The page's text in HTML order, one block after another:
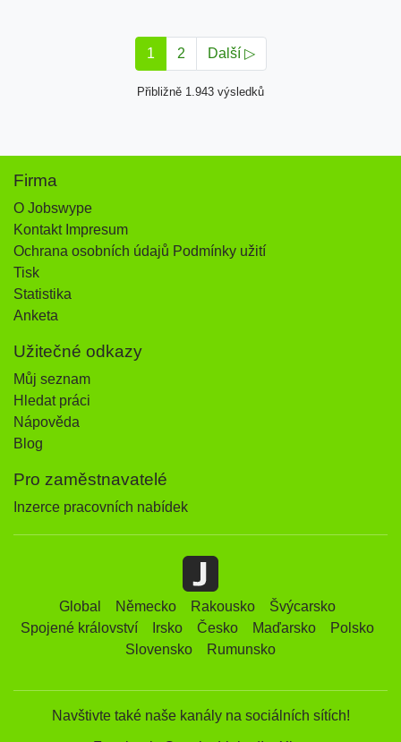
1 2 Další ▷
Přibližně 1.943 výsledků
Firma
O Jobswype
Kontakt Impresum
Ochrana osobních údajů Podmínky užití
Tisk
Statistika
Anketa
Užitečné odkazy
Můj seznam
Hledat práci
Nápověda
Blog
Pro zaměstnavatelé
Inzerce pracovních nabídek
Global Německo Rakousko
Švýcarsko
Spojené království
Irsko Česko Maďarsko
Polsko
Slovensko
Rumunsko
Navštivte také naše kanály na sociálních sítích!